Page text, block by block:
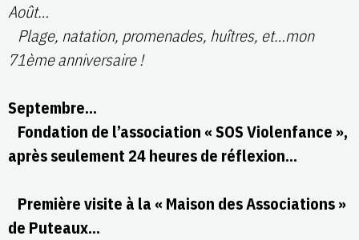
Août…
Plage, natation, promenades, huîtres, et…mon
71ème anniversaire !
Septembre…
Fondation de l’association « SOS Violenfance »,
après seulement 24 heures de réflexion…
Première visite à la « Maison des Associations »
de Puteaux…